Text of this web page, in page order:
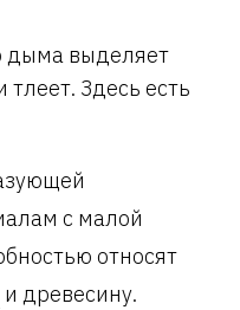
дыма выделяет
Здесь есть
с малой
относят
и древесину.